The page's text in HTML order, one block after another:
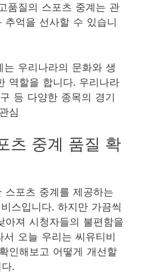
품질의 스포츠 중계는 관
추억을 선사할 수 있습니
우리나라의 문화와 생
역할을 합니다. 우리나라
등 다양한 종목의 경기
심
츠 중계 품질 확
스포츠 중계를 제공하는
스입니다. 하지만 가끔씩
아져 시청자들의 불편함을
오늘 우리는 씨유티비
인해보고 어떻게 개선할
.